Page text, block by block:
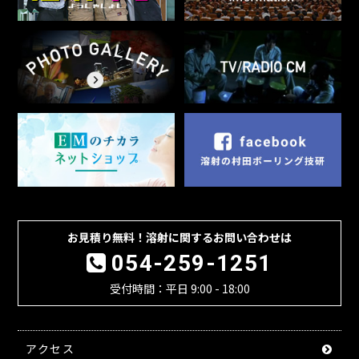
お見積り無料！溶射に関するお問い合わせは
054-259-1251
受付時間：平日 9:00 - 18:00
アクセス